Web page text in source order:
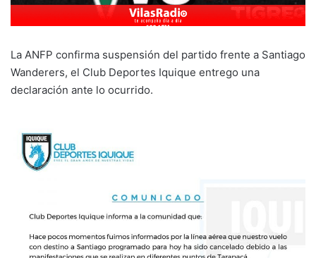
La ANFP confirma suspensión del partido frente a Santiago
Wanderers, el Club Deportes Iquique entrego una
declaración ante lo ocurrido.